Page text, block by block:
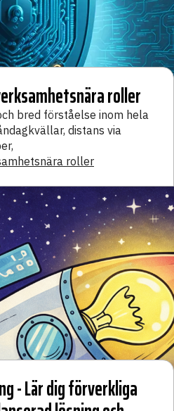
roller
bred förståelse inom hela
distans via
roller
- Lär dig förverkliga